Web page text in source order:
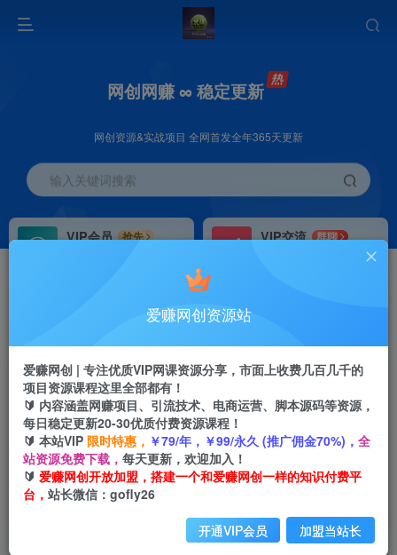
网创网赚 ∞ 稳定更新
网创资源&实战项目 全网首发全年365天更新
输入关键词搜索
VIP会员
抢先
VIP交流
群聊
研究探讨更多创业项目路子。
会员专属推广链接
VIP免费 共1464篇
fy
爱赚网创资源站
爱赚网创 | 专注优质VIP网课资源分享，市面上收费几百几千的
项目资源课程这里全部都有！
🔰 内容涵盖网赚项目、引流技术、电商运营、脚本源码等资源，
每日稳定更新20-30优质付费资源课程！
🔰 本站VIP 限时特惠， ￥79/年，￥99/永久 (推广佣金70%)， 全
站资源免费下载， 每天更新，欢迎加入！
🔰 爱赚网创开放加盟，搭建一个和爱赚网创一样的知识付费平
台， 站长微信：gofly26
开通VIP会员 加盟当站长